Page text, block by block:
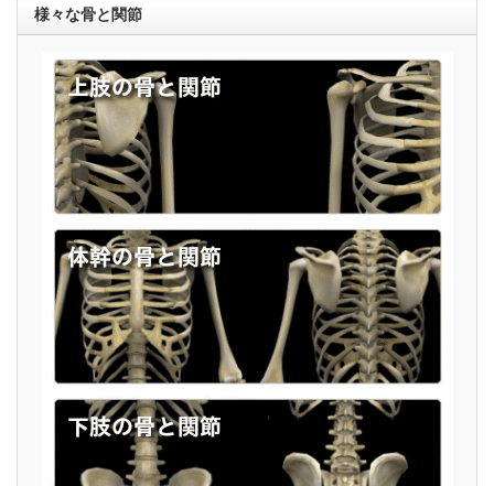
様々な骨と関節